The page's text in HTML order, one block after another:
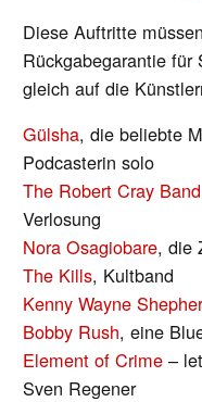
Diese Auftritte
Rückgabegarantie
gleich auf die
Gülsha, die beliebte
Podcasterin solo
The Robert Cray Band
Verlosung
Nora Osagiobare, die
The Kills, Kultband
Kenny Wayne
Bobby Rush, eine
Element of Crime –
Sven Regener